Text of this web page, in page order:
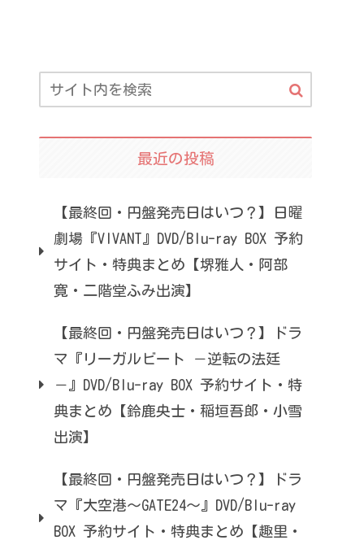
最近の投稿
【最終回・円盤発売日はいつ？】日曜
劇場『VIVANT』DVD/Blu-ray BOX 予約
サイト・特典まとめ【堺雅人・阿部
寛・二階堂ふみ出演】
【最終回・円盤発売日はいつ？】ドラ
マ『リーガルビート －逆転の法廷
－』DVD/Blu-ray BOX 予約サイト・特
典まとめ【鈴鹿央士・稲垣吾郎・小雪
出演】
【最終回・円盤発売日はいつ？】ドラ
マ『大空港～GATE24～』DVD/Blu-ray
BOX 予約サイト・特典まとめ【趣里・